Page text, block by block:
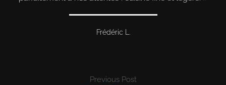
Frédéric L.
Previous Post